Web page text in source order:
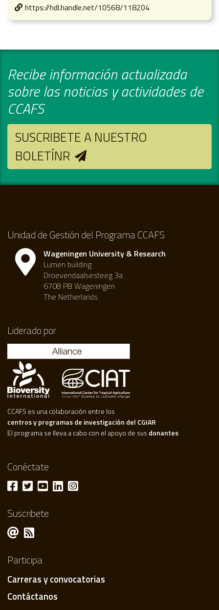
https://hdl.handle.net/10568/118204
Recibe información actualizada
sobre las noticias y actividades de
CCAFS
SUSCRIBETE A NUESTRO
BOLETÍNR
Unidad de Gestión del Programa CCAFS
Wageningen University & Research
Lumen building
Droevendaalsesteeg 3a
6708 PB Wageningen
The Netherlands
Liderado por
CCAFS es una colaboración entre los
centros y programas de investigación del CGIAR
El programa se lleva a cabo con el apoyo de sus donantes
Conéctate
Suscribete
Participa
Carreras y convocatorias
Contáctanos